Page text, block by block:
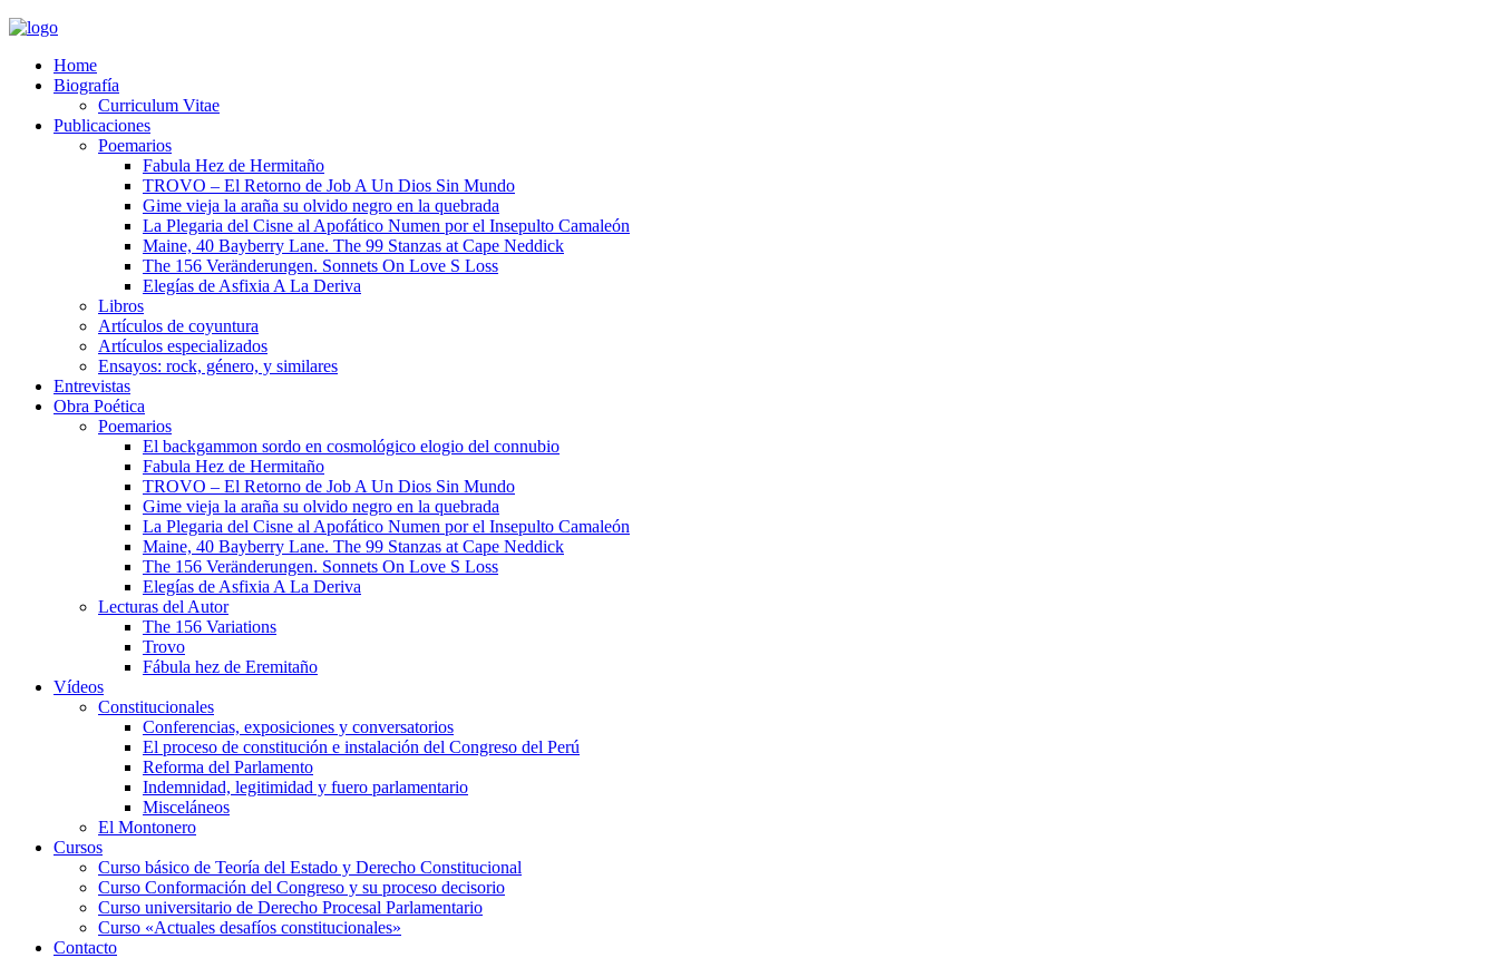
Home
Biografía
Curriculum Vitae​
Publicaciones
Poemarios
Fabula Hez de Hermitaño
TROVO – El Retorno de Job A Un Dios Sin Mundo
Gime vieja la araña su olvido negro en la quebrada
La Plegaria del Cisne al Apofático Numen por el Insepulto Camaleón
Maine, 40 Bayberry Lane. The 99 Stanzas at Cape Neddick
The 156 Veränderungen. Sonnets On Love S Loss
Elegías de Asfixia A La Deriva
Libros
Artículos de coyuntura
Artículos especializados
Ensayos: rock, género, y similares
Entrevistas
Obra Poética
Poemarios
El backgammon sordo en cosmológico elogio del connubio
Fabula Hez de Hermitaño
TROVO – El Retorno de Job A Un Dios Sin Mundo
Gime vieja la araña su olvido negro en la quebrada
La Plegaria del Cisne al Apofático Numen por el Insepulto Camaleón
Maine, 40 Bayberry Lane. The 99 Stanzas at Cape Neddick
The 156 Veränderungen. Sonnets On Love S Loss
Elegías de Asfixia A La Deriva
Lecturas del Autor
The 156 Variations
Trovo
Fábula hez de Eremitaño
Vídeos
Constitucionales
Conferencias, exposiciones y conversatorios
El proceso de constitución e instalación del Congreso del Perú
Reforma del Parlamento
Indemnidad, legitimidad y fuero parlamentario
Misceláneos
El Montonero
Cursos
Curso básico de Teoría del Estado y Derecho Constitucional
Curso Conformación del Congreso y su proceso decisorio
Curso universitario de Derecho Procesal Parlamentario
Curso «Actuales desafíos constitucionales»
Contacto